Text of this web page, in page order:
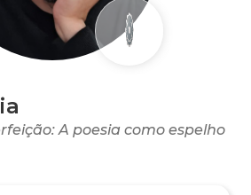
A poesia como espelho